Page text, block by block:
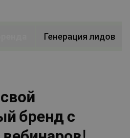
Генерация лидов
бренд с